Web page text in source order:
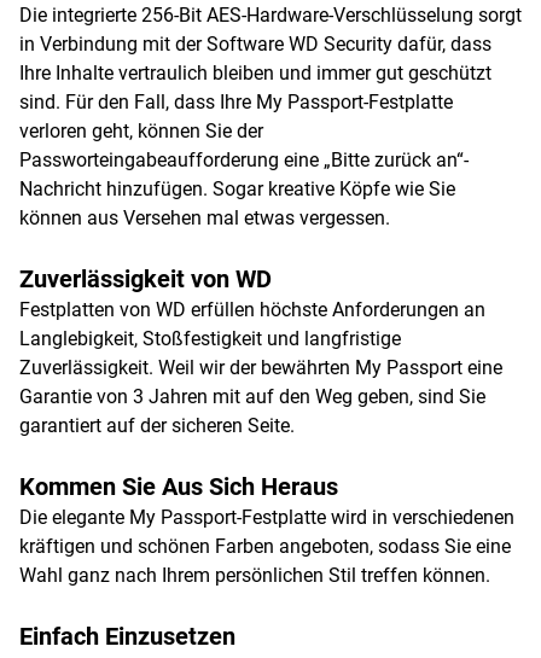
Die integrierte 256-Bit AES-Hardware-Verschlüsselung sorgt
in Verbindung mit der Software WD Security dafür, dass
Ihre Inhalte vertraulich bleiben und immer gut geschützt
sind. Für den Fall, dass Ihre My Passport-Festplatte
verloren geht, können Sie der
Passworteingabeaufforderung eine „Bitte zurück an“-
Nachricht hinzufügen. Sogar kreative Köpfe wie Sie
können aus Versehen mal etwas vergessen.
Zuverlässigkeit von WD
Festplatten von WD erfüllen höchste Anforderungen an
Langlebigkeit, Stoßfestigkeit und langfristige
Zuverlässigkeit. Weil wir der bewährten My Passport eine
Garantie von 3 Jahren mit auf den Weg geben, sind Sie
garantiert auf der sicheren Seite.
Kommen Sie Aus Sich Heraus
Die elegante My Passport-Festplatte wird in verschiedenen
kräftigen und schönen Farben angeboten, sodass Sie eine
Wahl ganz nach Ihrem persönlichen Stil treffen können.
Einfach Einzusetzen